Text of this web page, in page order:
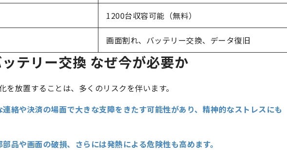
1200台収容可能（無料）
画面割れ、バッテリー交換、データ復旧
テリー交換 なぜ今が必要か
放置することは、多くのリスクを伴います。
絡や決済の場面で大きな支障をきたす可能性があり、精神的なストレスにも
品や画面の破損、さらには発熱による危険性も高めます。